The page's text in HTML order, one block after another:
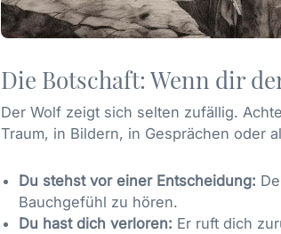
Die Botschaft: Wenn dir
Der Wolf zeigt sich selten zufällig.
Traum, in Bildern, in Gesprächen oder
Du stehst vor einer Entscheidung:
Bauchgefühl zu hören.
Du hast dich verloren: Er ruft dich